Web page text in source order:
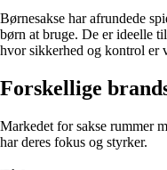
Børnesakse har afrundede
børn at bruge. De er ideelle
hvor sikkerhed og kontrol er
Forskellige
Markedet for sakse rummer
har deres fokus og styrker.